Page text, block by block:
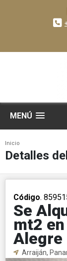
MENÚ
Inicio
Detalles
Código.
Se
mt2
Alegre
Arraiján,